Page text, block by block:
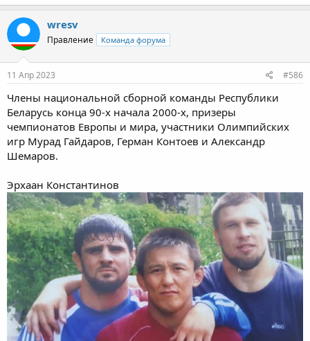
wresv
Правление Команда форума
11 Апр 2023 #586
Члены национальной сборной команды Республики
Беларусь конца 90-х начала 2000-х, призеры
чемпионатов Европы и мира, участники Олимпийских
игр Мурад Гайдаров, Герман Контоев и Александр
Шемаров.
Эрхаан Константинов